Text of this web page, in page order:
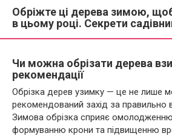
Обріжте ці дерева зимою,
в цьому році. Секрети
Чи можна обрізати дерева
рекомендації
Обрізка дерев узимку — це не лише
рекомендований захід за правильно
Зимова обрізка сприяє
формуванню крони та підвищенню